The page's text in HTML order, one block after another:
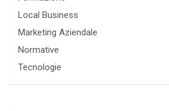
Local Business
Marketing Aziendale
Normative
Tecnologie